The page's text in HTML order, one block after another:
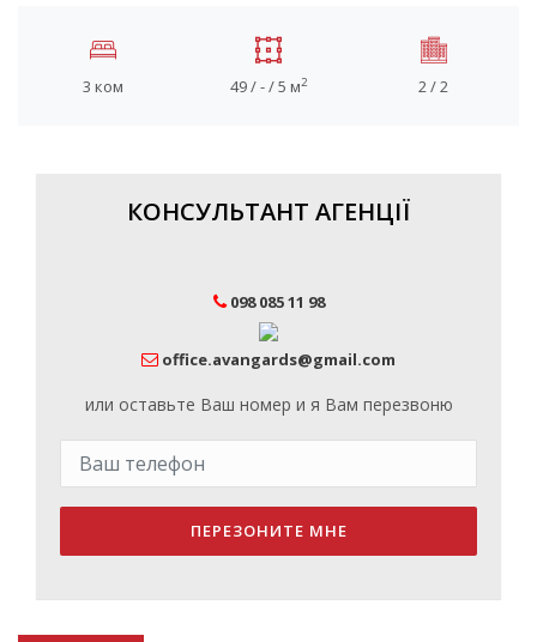
3 ком 49 / - / 5 м2 2 / 2
КОНСУЛЬТАНТ АГЕНЦІЇ
098 085 11 98
office.avangards@gmail.com
или оставьте Ваш номер и я Вам перезвоню
ПЕРЕЗОНИТЕ МНЕ